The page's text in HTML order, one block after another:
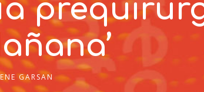
GARSAN